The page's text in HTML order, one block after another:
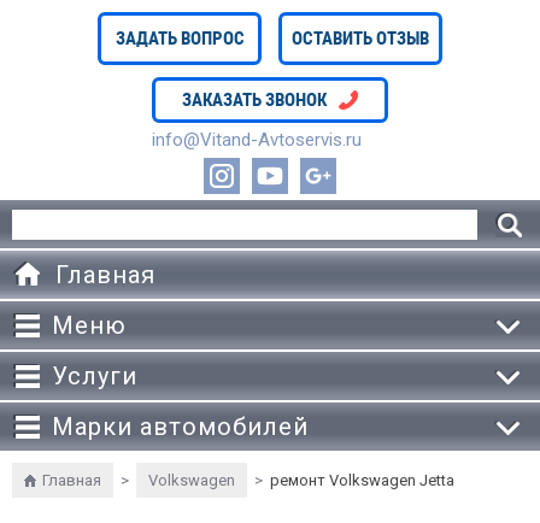
ЗАДАТЬ ВОПРОС ОСТАВИТЬ ОТЗЫВ
ЗАКАЗАТЬ ЗВОНОК
info@Vitand-Avtoservis.ru
Главная
Меню
Услуги
Марки автомобилей
Главная > Volkswagen > ремонт Volkswagen Jetta